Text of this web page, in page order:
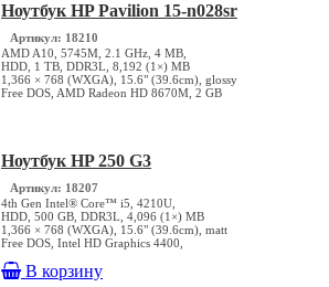
Ноутбук HP Pavilion 15-n028sr
Артикул: 18210
AMD A10, 5745M, 2.1 GHz, 4 MB,
HDD, 1 TB, DDR3L, 8,192 (1×) MB
1,366 × 768 (WXGA), 15.6" (39.6cm), glossy
Free DOS, AMD Radeon HD 8670M, 2 GB
Ноутбук HP 250 G3
Артикул: 18207
4th Gen Intel® Core™ i5, 4210U,
HDD, 500 GB, DDR3L, 4,096 (1×) MB
1,366 × 768 (WXGA), 15.6" (39.6cm), matt
Free DOS, Intel HD Graphics 4400,
В корзину